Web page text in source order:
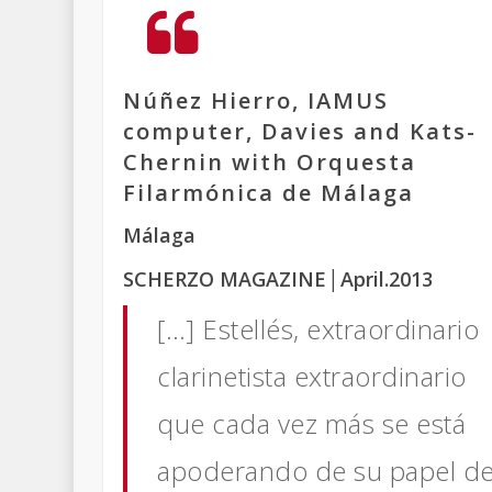
Núñez Hierro, IAMUS
computer, Davies and Kats-
Chernin with Orquesta
Filarmónica de Málaga
Málaga
SCHERZO MAGAZINE │April.2013
[…] Estellés, extraordinario
clarinetista extraordinario
que cada vez más se está
apoderando de su papel